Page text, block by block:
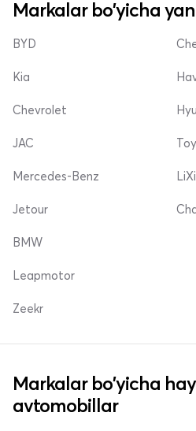
Markalar bo'yicha
BYD
Kia
Chevrolet
JAC
Mercedes-Benz
Jetour
BMW
Leapmotor
Zeekr
Markalar bo'yicha
avtomobillar